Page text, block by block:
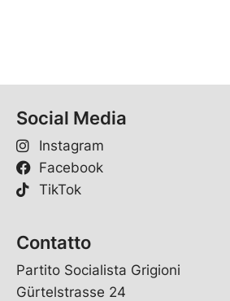
Social Media
Instagram
Facebook
TikTok
Contatto
Partito Socialista Grigioni
Gürtelstrasse 24